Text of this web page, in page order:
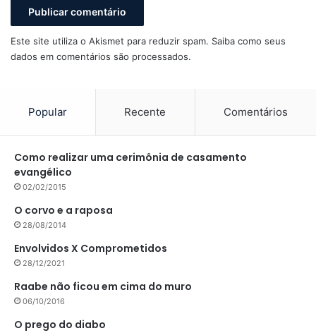
Este site utiliza o Akismet para reduzir spam. Saiba como seus
dados em comentários são processados.
Popular Recente Comentários
Como realizar uma cerimônia de casamento
evangélico
02/02/2015
O corvo e a raposa
28/08/2014
Envolvidos X Comprometidos
28/12/2021
Raabe não ficou em cima do muro
06/10/2016
O prego do diabo